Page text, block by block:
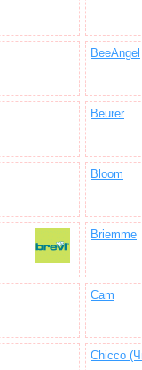
BeeAngel
Beurer
Bloom
Briemme
Cam
Chicco